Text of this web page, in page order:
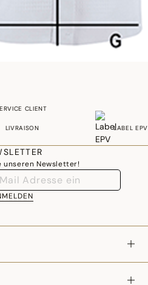
CLIENT
LIVRAISON LABEL EPV
unseren Newsletter!